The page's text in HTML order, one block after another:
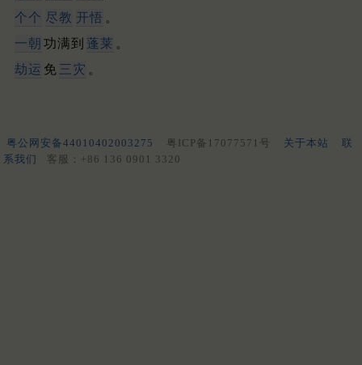
个个 尽教 开悟 。
一朝 功满到 蓬莱 。
劫运 免 三灾 。
粤公网安备44010402003275 粤ICP备17077571号 关于本站
联
系我们
客服：+86 136 0901 3320